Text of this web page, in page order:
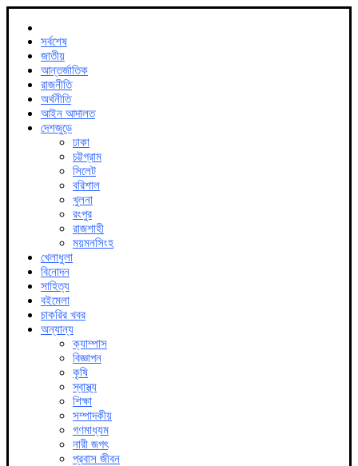
সর্বশেষ
জাতীয়
আন্তর্জাতিক
রাজনীতি
অর্থনীতি
আইন আদালত
দেশজুড়ে
ঢাকা
চট্টগ্রাম
সিলেট
বরিশাল
খুলনা
রংপুর
রাজশাহী
ময়মনসিংহ
খেলাধুলা
বিনোদন
সাহিত্য
বইমেলা
চাকরির খবর
অন্যান্য
ক্যাম্পাস
বিজ্ঞাপন
কৃষি
স্বাস্থ্য
শিক্ষা
সম্পাদকীয়
গণমাধ্যম
নারী জগৎ
প্রবাস জীবন